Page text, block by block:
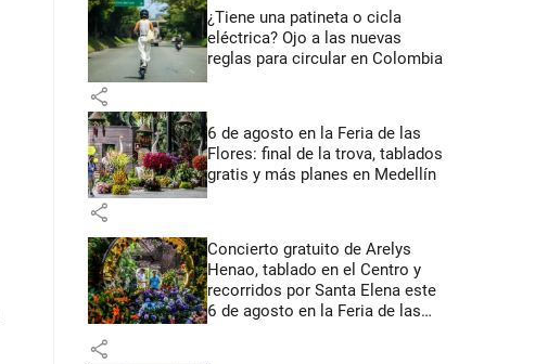
¿Tiene una patineta o cicla
eléctrica? Ojo a las nuevas
reglas para circular en Colombia
share
6 de agosto en la Feria de las
Flores: final de la trova, tablados
gratis y más planes en Medellín
share
Concierto gratuito de Arelys
Henao, tablado en el Centro y
recorridos por Santa Elena este
6 de agosto en la Feria de las
share